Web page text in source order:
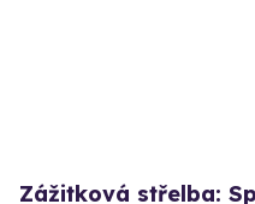
Zážitková střelba: